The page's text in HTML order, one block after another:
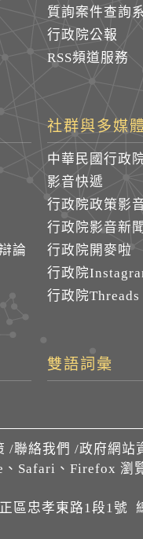
質詢案件查詢
行政院公報
RSS頻道服務
論
社群與多媒
中華民國行政
影音快遞
行政院政策影
行政院影音新聞
行政院開麥啦
行政院
行政院Threads
雙語詞彙
/聯絡我們 /政府網站
、Safari、Firefox 瀏
區忠孝東路1段1號